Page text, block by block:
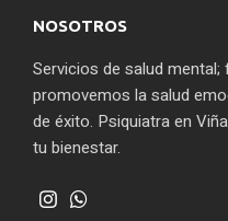
NOSOTROS
Servicios de salud
promovemos la salud
de éxito. Psiquiatra en
tu bienestar.